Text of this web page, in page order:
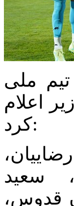
ملی
اعلام
کرد:
سعید
قدوس،